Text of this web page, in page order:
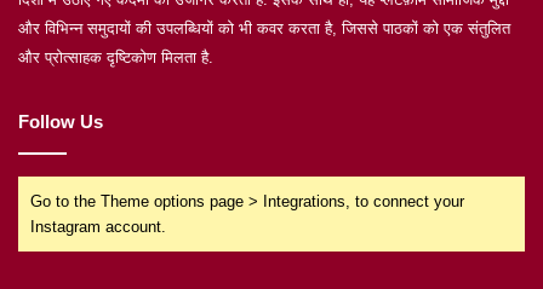
और विभिन्न समुदायों की उपलब्धियों को भी कवर करता है, जिससे पाठकों को एक संतुलित
और प्रोत्साहक दृष्टिकोण मिलता है.
Follow Us
Go to the Theme options page > Integrations, to connect your
Instagram account.